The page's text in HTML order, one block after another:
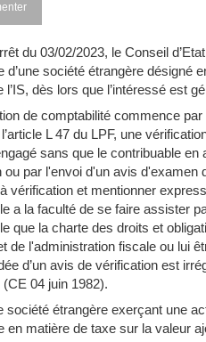
du 03/02/2023, le Conseil
d’une société étrangère désigné
l’IS, dès lors que l’intéressé est
de comptabilité commence par
L 47 du LPF, une
sans que le contribuable
ou par l'envoi d'un avis
vérification et mentionner
a la faculté de se faire assister
que la charte des droits et
de l'administration fiscale ou lui
d’un avis de vérification est
04 juin 1982).
société étrangère exerçant une
en matière de taxe sur la valeur